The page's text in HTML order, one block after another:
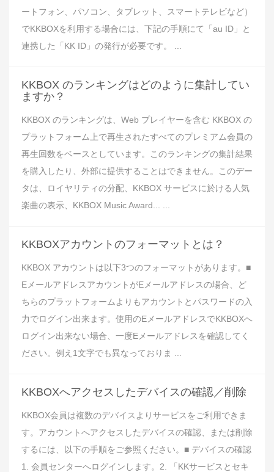
ートフォン、パソコン、タブレット、スマートテレビなど）
でKKBOXを利用する場合には、下記の手順にて「au ID」と
連携した「KK ID」の発行が必要です。 ...
KKBOX のランキングはどのように集計してい
ますか？
KKBOX のランキングは、Web プレイヤーを含む KKBOX の
プラットフォーム上で再生されたすべてのプレミアム会員の
再生回数をベースとしています。このランキングの集計結果
を購入したり、外部に提供することはできません。このデー
タは、ロイヤリティの分配、KKBOX サービスに於ける人気
楽曲の表示、KKBOX Music Award... ...
KKBOXアカウントのフォーマットとは？
KKBOX アカウントは以下3つのフォーマットがあります。■
EメールアドレスアカウントがEメールアドレスの場合、ど
ちらのプラットフォームよりもアカウントとパスワードの入
力でログイン出来ます。使用のEメールアドレスでKKBOXへ
ログイン出来ない場合、一度Eメールアドレスを確認してく
ださい。例え1文字でも異なっておりま ...
KKBOXへアクセスしたデバイスの確認／削除
KKBOX会員は複数のデバイスよりサービスをご利用できま
す。アカウントへアクセスしたデバイスの確認、または削除
するには、以下の手順をご参照ください。■ デバイスの確認
1. 会員センターへログインします。2. 「KKサービスとセキ